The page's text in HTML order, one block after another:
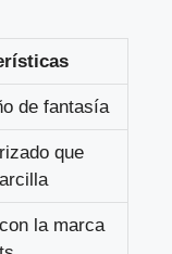
de fantasía
que
la marca